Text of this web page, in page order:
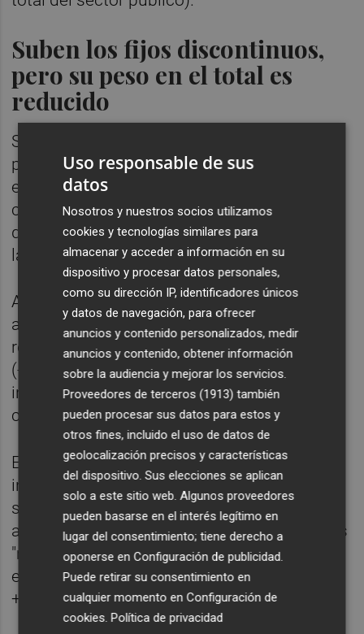
Suben los fijos discontinuos,
pero su peso en el total es
reducido
Según el informe, el análisis de la afiliación
por tipos de contrato muestra cambios
estructurales en la distribución como
consecuencia de la última reforma laboral,
que como criterio general prohibe el uso de
la contratación temporal.
Así, Fedea constata que el número de
afiliaciones con contrato eventual se ha
reducido entre 2019 y 2025 un 47,4%
(-2.269.626 de contratos), con mayor
intensidad en la modalidad de tiempo
completo.
En contraste, las afiliaciones con contrato
indefinido han crecido en un porcentaje
similar a la reducción de los temporales,
aunque con un valor absoluto de afiliaciones
"muy superior" por la intensa creación de
empleo observada en esta etapa (+45,7%;
+4.215.405).
Uso responsable de sus
datos
Nosotros y nuestros socios utilizamos
cookies y tecnologías similares para
almacenar y acceder a información en su
dispositivo y procesar datos personales,
como su dirección IP, identificadores únicos
y datos de navegación, para ofrecer
anuncios y contenido personalizados, medir
anuncios y contenido, obtener información
sobre la audiencia y mejorar los servicios.
Proveedores de terceros (1913) también
pueden procesar sus datos para estos y
otros fines, incluido el uso de datos de
geolocalización precisos y características
del dispositivo. Sus elecciones se aplican
solo a este sitio web. Algunos proveedores
pueden basarse en el interés legítimo en
lugar del consentimiento; tiene derecho a
oponerse enConfiguración de publicidad
Puede retirar su consentimiento en
cualquier momento enConfiguración de
cookies .Política de privacidad